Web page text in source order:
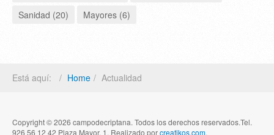
Sanidad (20)
Mayores (6)
Está aquí: Home Actualidad
Copyright © 2026 campodecriptana. Todos los derechos reservados.Tel.
926 56 12 42 Plaza Mayor, 1. Realizado porcreatikos.com.